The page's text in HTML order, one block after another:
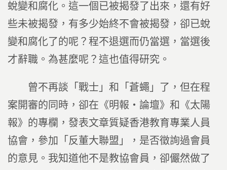
蛻變和腐化。這一個已被揭發了出來，還有好
些未被揭發，有多少始終不會被揭發，卻已蛻
變和腐化了的呢？程不退選而仍當選，當選後
才辭職。為甚麼呢？這也值得研究。
曾不再談「戰士」和「蒼蠅」了，但在程
案開審的同時，卻在《明報‧論壇》和《太陽
報》的專欄，發表文章質疑香港教育專業人員
協會，參加「反董大聯盟」，是否徵詢過會員
的意見。我知道他不是教協會員，卻儼然做了